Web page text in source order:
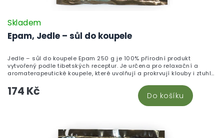
Epam, Jedle – sůl do koupele
Skladem
174 Kč Do košíku
Jedle – sůl do koupele Epam 250 g je 100% přírodní produkt
vytvořený podle tibetských receptur. Je určena pro relaxační a
aromaterapeutické koupele, které uvolňují a prokrvují klouby i ztuhlé
svaly po fyzické námaze či sportu.